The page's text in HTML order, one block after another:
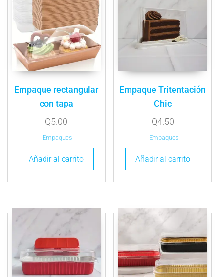
Empaque rectangular
con tapa
Q5.00
Empaques
Añadir al carrito
Empaque Tritentación
Chic
Q4.50
Empaques
Añadir al carrito